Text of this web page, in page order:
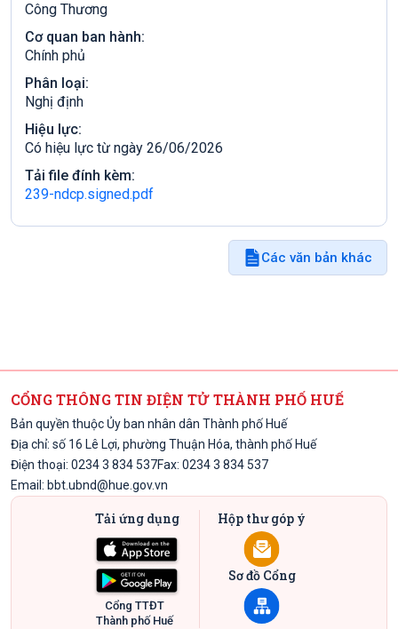
Công Thương
Cơ quan ban hành:
Chính phủ
Phân loại:
Nghị định
Hiệu lực:
Có hiệu lực từ ngày 26/06/2026
Tải file đính kèm:
239-ndcp.signed.pdf
Các văn bản khác
CỔNG THÔNG TIN ĐIỆN TỬ THÀNH PHỐ HUẾ
Bản quyền thuộc Ủy ban nhân dân Thành phố Huế
Địa chỉ: số 16 Lê Lợi, phường Thuận Hóa, thành phố Huế
Điện thoại: 0234 3 834 537Fax: 0234 3 834 537
Email: bbt.ubnd@hue.gov.vn
Tải ứng dụng
Cổng TTĐT
Thành phố Huế
Hộp thư góp ý
Sơ đồ Cổng